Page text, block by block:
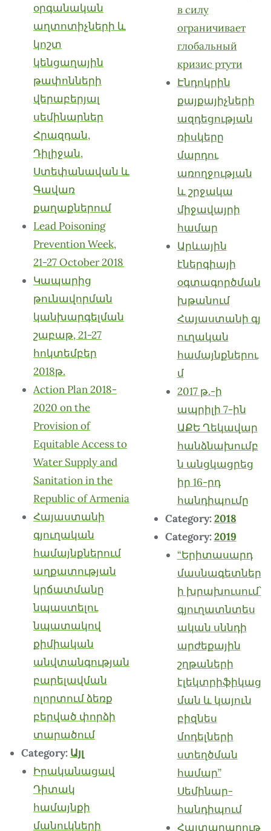
օրգանական
աղտոտիչների և
կոշտ
կենցաղային
թափոնների
վերաբերյալ
սեմինարներ
Հրազդան,
Դիլիջան,
Ստեփանավան և
Գավառ
քաղաքներում
Lead Poisoning
Prevention Week,
21-27 October 2018
Կապարից
թունավորման
կանխարգելման
շաբաթ, 21-27
հոկտեմբեր
2018թ.
Action Plan 2018-
2020 on the
Provision of
Equitable Access to
Water Supply and
Sanitation in the
Republic of Armenia
Հայաստանի
գյուղական
համայնքներում
աղքատության
կրճատմանը
նպաստելու
նպատակով
քիմիական
անվտանգության
բարելավման
ոլորտում ձեռք
բերված փորձի
տարածում
Category: Այլ
Իրականացավ
Դիտակ
համայնքի
մանուկների
в силу
ограничивает
глобальный
кризис ртути
Էնդոկրին
քայքայիչների
ազդեցության
ռիսկերը
մարդու
առողջության
և շրջակա
միջավայրի
համար
Արևային
էներգիայի
օգտագործման
խթանում
Հայաստանի գյ
ուղական
համայնքներու
մ
2017 թ.-ի
ապրիլի 7-ին
ԱՔԵ Ղեկավար
հանձնախումբ
ն անցկացրեց
իր 16-րդ
հանդիպումը
Category:2018
Category:2019
“Երիտասարդ
մասնագետներ
ի խրախուսում՝
գյուղատնտես
ական սննդի
արժեքային
շղթաների
էլեկտրիֆիկաց
ման և կայուն
բիզնես
մոդելների
ստեղծման
համար”
Սեմինար-
հանդիպում
Հայտարարութ